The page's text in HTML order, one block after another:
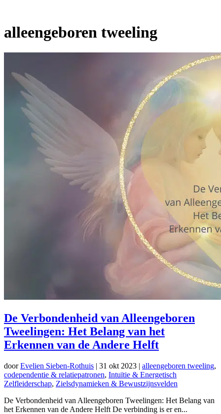
alleengeboren tweeling
De Verbondenheid van Alleengeboren
Tweelingen: Het Belang van het
Erkennen van de Andere Helft
doorEvelien Sieben-Rothuis | 31 okt 2023 | alleengeboren tweeling,
codependentie & relatiepatronen, Intuïtie & Energetisch
Zelfleiderschap, Zielsdynamieken & Bewustzijnsvelden
De Verbondenheid van Alleengeboren Tweelingen: Het Belang van
het Erkennen van de Andere Helft De verbinding is er en...